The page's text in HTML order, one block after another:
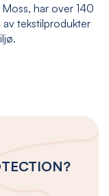
har over 140
tekstilprodukter